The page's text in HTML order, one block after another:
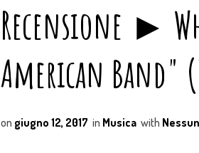
Recensione ►
American Band"
on giugno 12, 2017 in Musica with